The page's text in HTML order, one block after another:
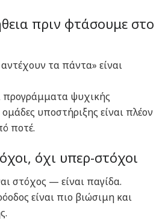
πριν φτάσουμε στο
τα πάντα» είναι
προγράμματα ψυχικής
υποστήριξης είναι πλέον
ποτέ.
όχι υπερ-στόχοι
στόχος — είναι παγίδα.
είναι πιο βιώσιμη και